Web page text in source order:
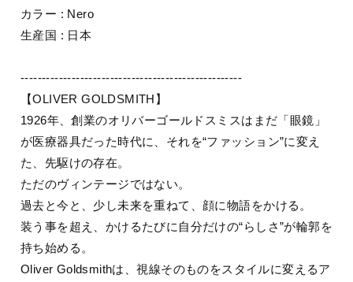
カラー : Nero
生産国 : 日本
----------------------------------------------------
【OLIVER GOLDSMITH】
1926年、創業のオリバーゴールドスミスはまだ「眼鏡」
が医療器具だった時代に、それを“ファッション”に変え
た、先駆けの存在。
ただのヴィンテージではない。
過去と今と、少し未来を重ねて、顔に物語をかける。
装う事を超え、かけるたびに自分だけの“らしさ”が輪郭を
持ち始める。
Oliver Goldsmithは、視線そのものをスタイルに変えるア